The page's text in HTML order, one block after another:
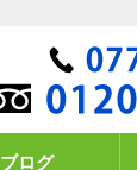
ブログ